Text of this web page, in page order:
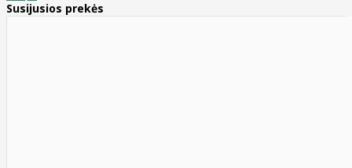
Susijusios prekės